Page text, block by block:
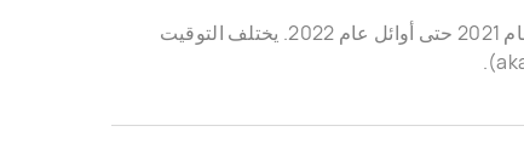
سيتم توفير الترقية إلى نظام التشغيل Windows 11 للأجهزة المؤهلة في أواخر عام 2021 حتى أوائل عام 2022. يختلف التوقيت